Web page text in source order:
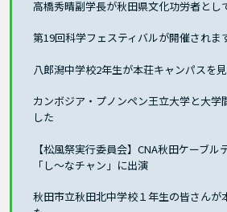
高橋秀晴副学長が秋田県文化功労者とし
第19回科学フェスティバルが開催されま
八郎潟中学校2年生が本荘キャンパスを
カンボジア・プノンペン王立大学と大学
した
【松風祭実行委員会】CNA秋田ケーブル
「し～なチャン」に出演
秋田市立秋田北中学校１年生の皆さんが